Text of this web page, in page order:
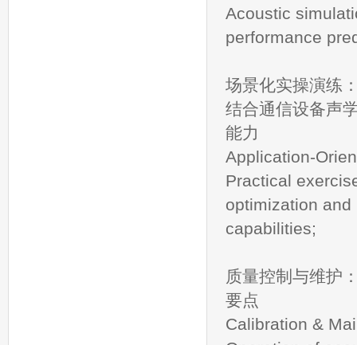
Acoustic
performance
场景化实操演练
结合通信设备声
能力
Application-
Practical
optimization
capabilities;
质量控制与维护
要点
Calibration &